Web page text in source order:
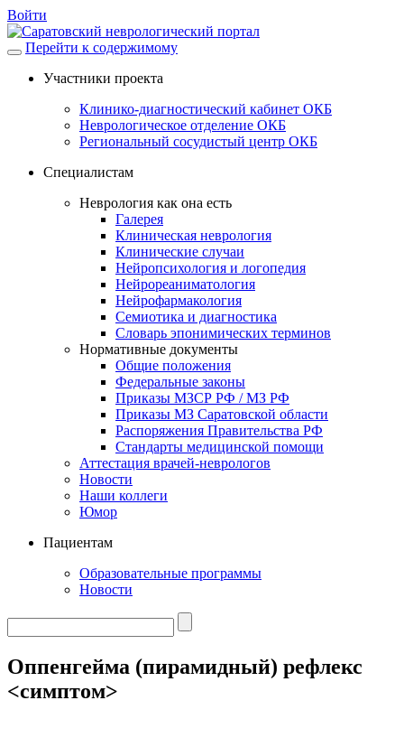
Войти
Перейти к содержимому
Участники проекта
Клинико-диагностический кабинет ОКБ
Неврологическое отделение ОКБ
Региональный сосудистый центр ОКБ
Специалистам
Неврология как она есть
Галерея
Клиническая неврология
Клинические случаи
Нейропсихология и логопедия
Нейрореаниматология
Нейрофармакология
Семиотика и диагностика
Словарь эпонимических терминов
Нормативные документы
Общие положения
Федеральные законы
Приказы МЗСР РФ / МЗ РФ
Приказы МЗ Саратовской области
Распоряжения Правительства РФ
Стандарты медицинской помощи
Аттестация врачей-неврологов
Новости
Наши коллеги
Юмор
Пациентам
Образовательные программы
Новости
Оппенгейма (пирамидный) рефлекс
<симптом>